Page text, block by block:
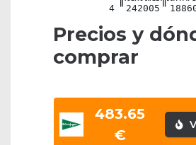
4 242005
Precios y
comprar
483.65
€